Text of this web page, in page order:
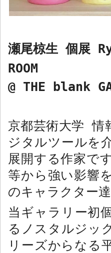
瀬尾椋生 個展
ROOM
@ THE blank
京都芸術大学 情
ジタルツールを
展開する作家で
等から強い影響
のキャラクター
当ギャラリー初
るノスタルジッ
リーズからなる